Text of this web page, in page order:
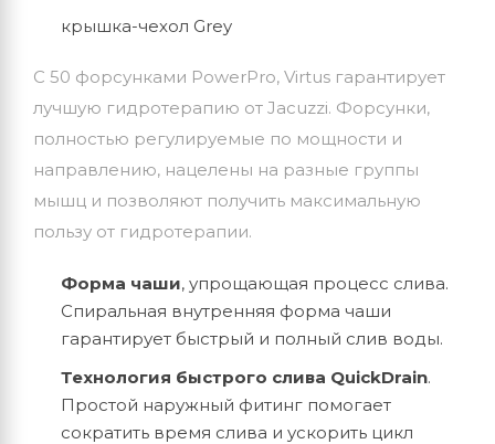
крышка-чехол Grey
С 50 форсунками PowerPro, Virtus гарантирует
лучшую гидротерапию от Jacuzzi. Форсунки,
полностью регулируемые по мощности и
направлению, нацелены на разные группы
мышц и позволяют получить максимальную
пользу от гидротерапии.
Форма чаши, упрощающая процесс слива.
Спиральная внутренняя форма чаши
гарантирует быстрый и полный слив воды.
Технология быстрого слива QuickDrain.
Простой наружный фитинг помогает
сократить время слива и ускорить цикл